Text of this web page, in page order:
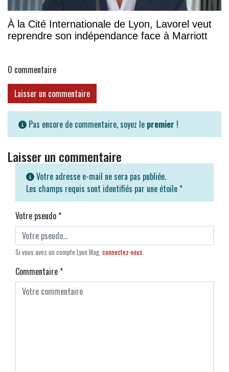
À la Cité Internationale de Lyon, Lavorel veut
reprendre son indépendance face à Marriott
0 commentaire
Laisser un commentaire
Pas encore de commentaire, soyez le premier !
Laisser un commentaire
Votre adresse e-mail ne sera pas publiée.
Les champs requis sont identifiés par une étoile *
Votre pseudo*
Si vous avez un compte Lyon Mag, connectez-vous
Commentaire*